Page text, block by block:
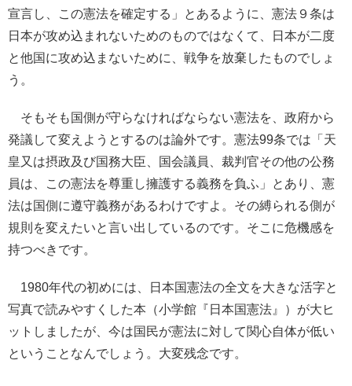
宣言し、この憲法を確定する」とあるように、憲法９条は
日本が攻め込まれないためのものではなくて、日本が二度
と他国に攻め込まないために、戦争を放棄したものでしょ
う。
そもそも国側が守らなければならない憲法を、政府から
発議して変えようとするのは論外です。憲法99条では「天
皇又は摂政及び国務大臣、国会議員、裁判官その他の公務
員は、この憲法を尊重し擁護する義務を負ふ」とあり、憲
法は国側に遵守義務があるわけですよ。その縛られる側が
規則を変えたいと言い出しているのです。そこに危機感を
持つべきです。
1980年代の初めには、日本国憲法の全文を大きな活字と
写真で読みやすくした本（小学館『日本国憲法』）が大ヒ
ットしましたが、今は国民が憲法に対して関心自体が低い
ということなんでしょう。大変残念です。